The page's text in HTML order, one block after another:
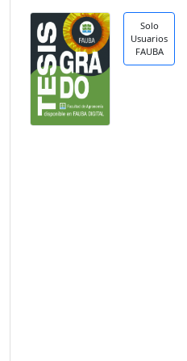
Solo
Usuarios
FAUBA